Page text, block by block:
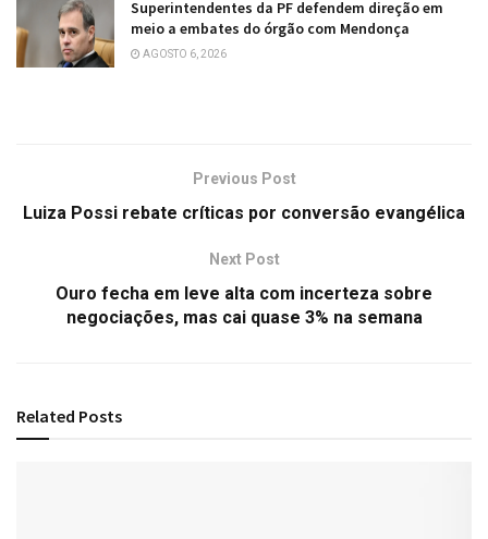
Superintendentes da PF defendem direção em
meio a embates do órgão com Mendonça
AGOSTO 6, 2026
Previous Post
Luiza Possi rebate críticas por conversão evangélica
Next Post
Ouro fecha em leve alta com incerteza sobre
negociações, mas cai quase 3% na semana
Related Posts